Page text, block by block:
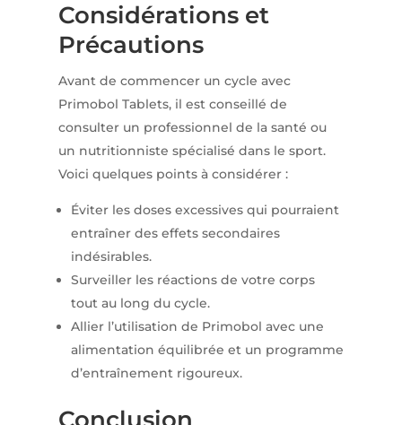
Considérations et
Précautions
Avant de commencer un cycle avec
Primobol Tablets, il est conseillé de
consulter un professionnel de la santé ou
un nutritionniste spécialisé dans le sport.
Voici quelques points à considérer :
Éviter les doses excessives qui pourraient
entraîner des effets secondaires
indésirables.
Surveiller les réactions de votre corps
tout au long du cycle.
Allier l’utilisation de Primobol avec une
alimentation équilibrée et un programme
d’entraînement rigoureux.